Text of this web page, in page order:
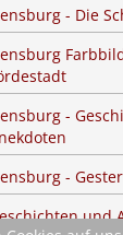
- Die
-
-
und